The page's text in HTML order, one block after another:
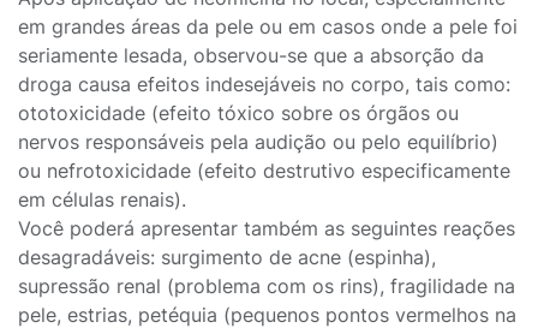
em grandes áreas da pele ou em casos onde a pele foi
seriamente lesada, observou-se que a absorção da
droga causa efeitos indesejáveis no corpo, tais como:
ototoxicidade (efeito tóxico sobre os órgãos ou
nervos responsáveis pela audição ou pelo equilíbrio)
ou nefrotoxicidade (efeito destrutivo especificamente
em células renais).
Você poderá apresentar também as seguintes reações
desagradáveis: surgimento de acne (espinha),
supressão renal (problema com os rins), fragilidade na
pele, estrias, petéquia (pequenos pontos vermelhos na